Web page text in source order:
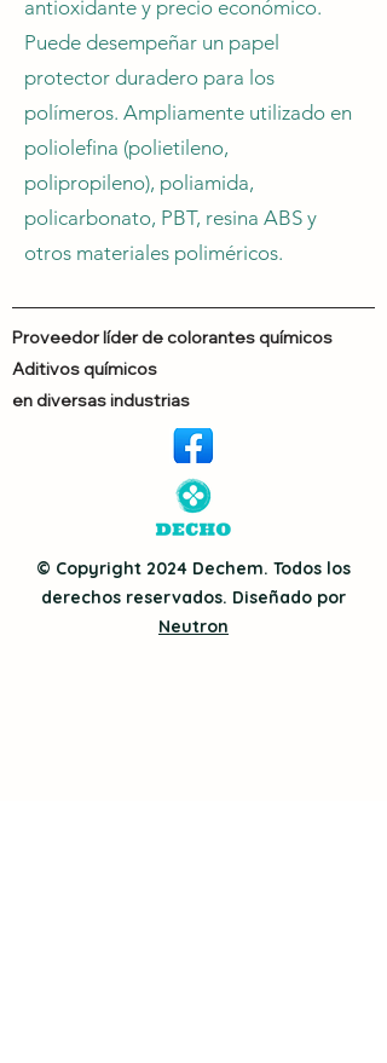
antioxidante y precio económico.
Puede desempeñar un papel
protector duradero para los
polímeros. Ampliamente utilizado en
poliolefina (polietileno,
polipropileno), poliamida,
policarbonato, PBT, resina ABS y
otros materiales poliméricos.
Proveedor líder de colorantes químicos
Aditivos químicos
en diversas industrias
© Copyright 2024 Dechem. Todos los
derechos reservados. Diseñado por
Neutron